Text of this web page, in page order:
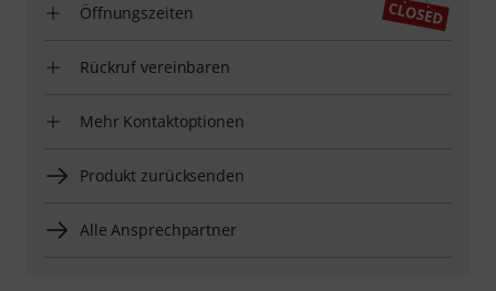
Öffnungszeiten
Rückruf vereinbaren
Mehr Kontaktoptionen
Produkt zurücksenden
Alle Ansprechpartner